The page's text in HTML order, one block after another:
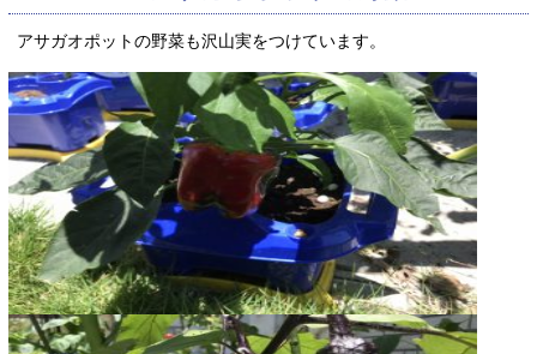
アサガオポットの野菜も沢山実をつけています。